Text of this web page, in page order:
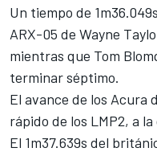
Un tiempo de
ARX-05 de Wayne
mientras que Tom
terminar séptimo.
El avance de los Acura
rápido de los LMP2, a
El 1m37.639s del